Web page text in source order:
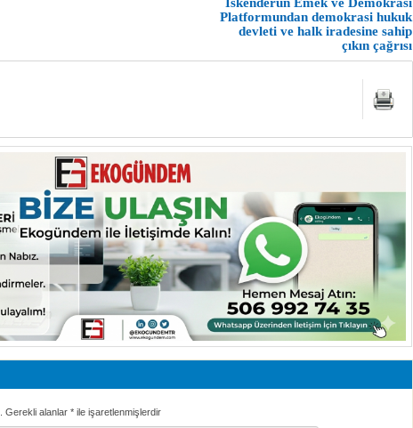
Platformundan demokrasi hukuk
devleti ve halk iradesine sahip
çıkın çağrısı
Gerekli alanlar * ile işaretlenmişlerdir